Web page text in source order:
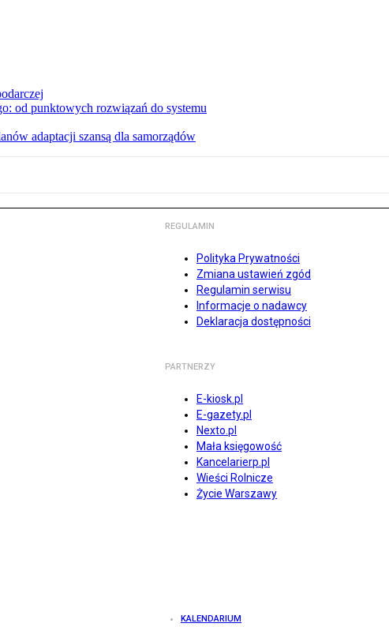
od punktowych rozwiązań do systemu
adaptacji szansą dla samorządów
REGULAMIN
Polityka Prywatności
Zmiana ustawień zgód
Regulamin serwisu
Informacje o nadawcy
Deklaracja dostępności
PARTNERZY
E-kiosk.pl
E-gazety.pl
Nexto.pl
Mała księgowość
Kancelarierp.pl
Wieści Rolnicze
Życie Warszawy
KALENDARIUM